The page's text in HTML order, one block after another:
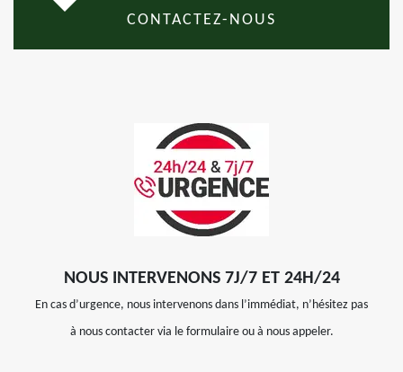
CONTACTEZ-NOUS
NOUS INTERVENONS 7J/7 ET 24H/24
En cas d’urgence, nous intervenons dans l’immédiat, n’hésitez pas
à nous contacter via le formulaire ou à nous appeler.